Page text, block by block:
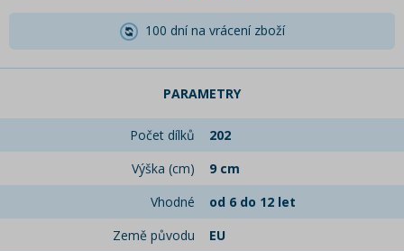
100 dní na vrácení zboží
PARAMETRY
Počet dílků
202
Výška (cm)
9 cm
Vhodné
od 6 do 12 let
Země původu
EU